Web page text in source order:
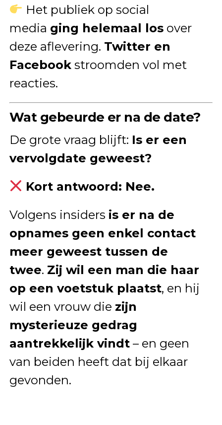
Het publiek op social
media ging helemaal losover
deze aflevering. Twitter en
Facebookstroomden vol met
reacties.
Wat gebeurde er na de date?
De grote vraag blijft: Is er een
vervolgdate geweest?
Kort antwoord: Nee.
Volgens insiders is er na de
opnames geen enkel contact
meer geweest tussen de
twee. Zij wil een man die haar
op een voetstuk plaatst, en hij
wil een vrouw die zijn
mysterieuze gedrag
aantrekkelijk vindt– en geen
van beiden heeft dat bij elkaar
gevonden.